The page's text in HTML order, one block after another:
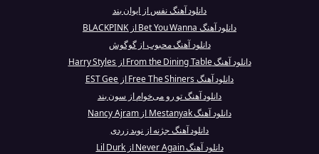
دانلود آهنگ نفس از ایوان بند
دانلود آهنگ Bet You Wanna از BLACKPINK
دانلود آهنگ محبوب از گوگوش
دانلود آهنگ From the Dining Table از Harry Styles
دانلود آهنگ Free The Shiners از EST Gee
دانلود آهنگ تو رو می‌خوام از سون بند
دانلود آهنگ Mestanyak از Nancy Ajram
دانلود آهنگ جژنه از نوید زردی
دانلود آهنگ Never Again از Lil Durk